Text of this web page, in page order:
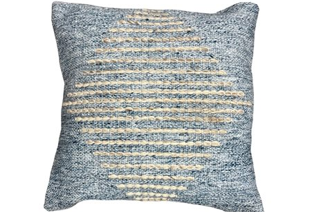
Nos réalisations